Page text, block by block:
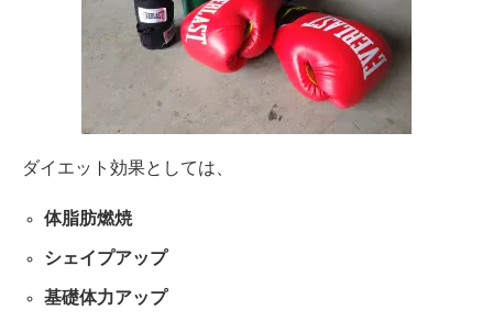
ダイエット効果としては、
体脂肪燃焼
シェイプアップ
基礎体力アップ